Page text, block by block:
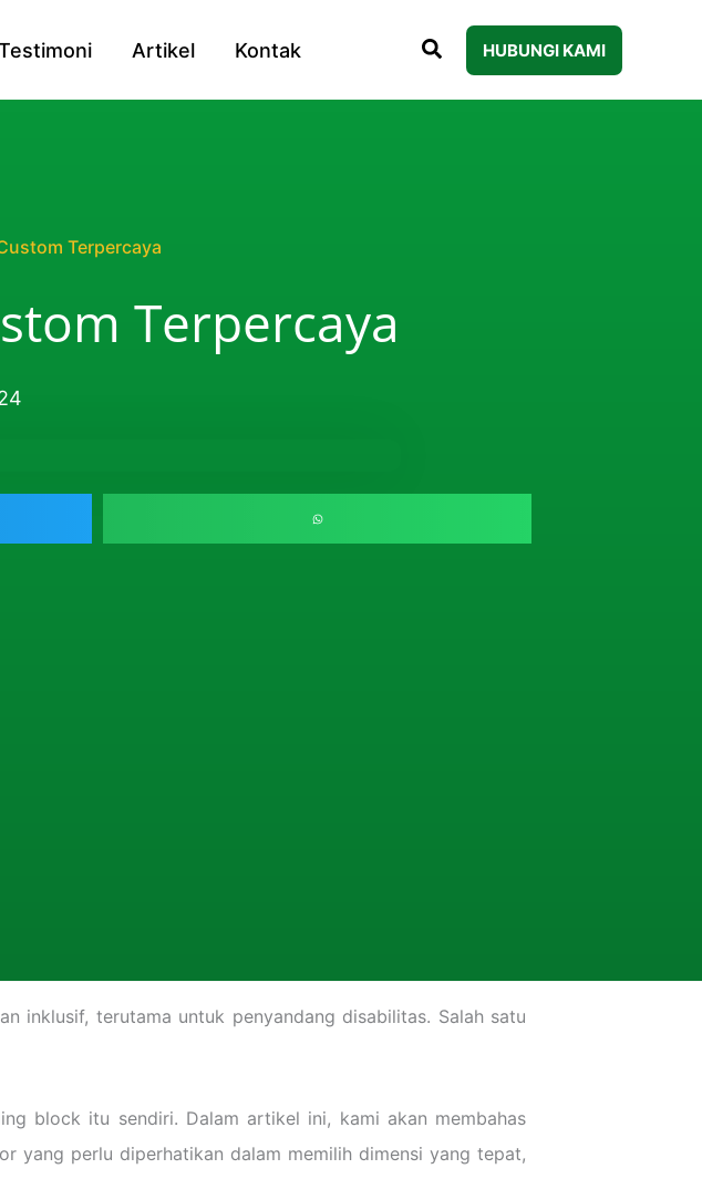
Artikel Kontak HUBUNGI KAMI
Terpercaya
Terpercaya
inklusif, terutama untuk penyandang disabilitas. Salah satu
block itu sendiri. Dalam artikel ini, kami akan membahas
yang perlu diperhatikan dalam memilih dimensi yang tepat,